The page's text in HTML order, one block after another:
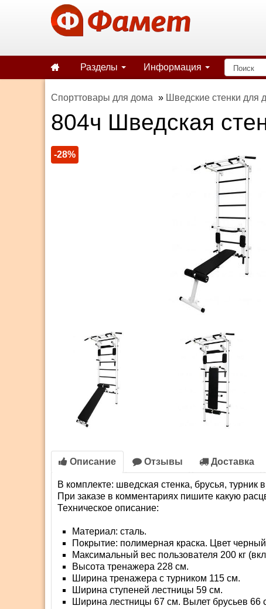
Разделы
Информация
Спорттовары для дома » Шведские стенки для
804ч Шведская
-28%
Описание Отзывы Доставка
В комплекте: шведская стенка, брусья,
При заказе в комментариях пишите какую
Техническое описание:
Материал: сталь.
Покрытие: полимерная краска. Цвет
Максимальный вес пользователя 200 кг
Высота тренажера 228 см.
Ширина тренажера с турником 115 см.
Ширина ступеней лестницы 59 см.
Ширина лестницы 67 см. Вылет брусьев 66